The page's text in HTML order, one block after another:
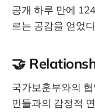
공개 하루 만에
르는 공감을 얻었
🤝
국가보훈부와의
민들과의 감정적